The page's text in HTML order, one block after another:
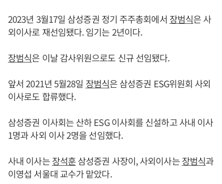
2023년 3월17일 삼성증권 정기 주주총회에서 장범식은 사
외이사로 재선임됐다. 임기는 2년이다.
장범식은 이날 감사위원으로도 신규 선임됐다.
앞서 2021년 5월28일 장범식은 삼성증권 ESG위원회 사외
이사로도 합류했다.
삼성증권 이사회는 산하 ESG 이사회를 신설하고 사내 이사
1명과 사외 이사 2명을 선임했다.
사내 이사는장석훈삼성증권 사장이, 사외이사는장범식과
이영섭 서울대 교수가 맡았다.